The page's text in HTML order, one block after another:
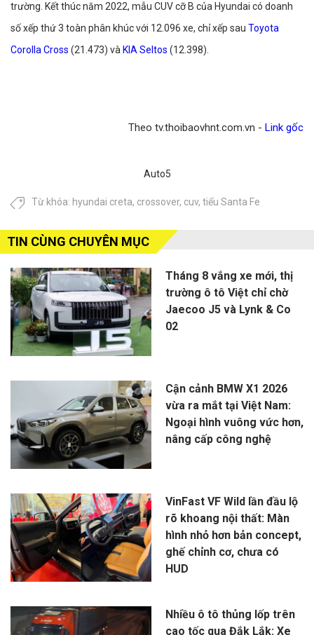
trường. Kết thúc năm 2022, mẫu CUV cỡ B của Hyundai có doanh
số xếp thứ 3 toàn phân khúc với 12.096 xe, chỉ xếp sau Toyota
Corolla Cross (21.473) và KIA Seltos (12.398).
Theo tv.thoibaovhnt.com.vn - Link gốc
Auto5
Từ khóa: hyundai creta, crossover, cuv, tiểu Santa Fe
TIN CÙNG CHUYÊN MỤC
Tháng 8 vắng xe mới, thị
trường ô tô Việt chỉ chờ
Jaecoo J5 và Lynk & Co
02
Cận cảnh BMW X1 2026
vừa ra mắt tại Việt Nam:
Ngoại hình vuông vức hơn,
nâng cấp công nghệ
VinFast VF Wild lần đầu lộ
rõ khoang nội thất: Màn
hình nhỏ hơn bản concept,
ghế chỉnh cơ, chưa có
HUD
Nhiều ô tô thủng lốp trên
cao tốc qua Đắk Lắk: Xe